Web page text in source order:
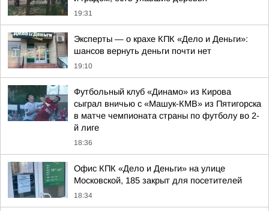
19:31
Эксперты — о крахе КПК «Дело и Деньги»:
шансов вернуть деньги почти нет
19:10
Футбольный клуб «Динамо» из Кирова
сыграл вничью с «Машук-КМВ» из Пятигорска
в матче чемпионата страны по футболу во 2-
й лиге
18:36
Офис КПК «Дело и Деньги» на улице
Московской, 185 закрыт для посетителей
18:34